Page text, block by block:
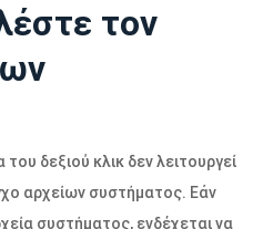
τον
δεξιού κλικ δεν λειτουργεί
αρχείων συστήματος. Εάν
συστήματος, ενδέχεται να